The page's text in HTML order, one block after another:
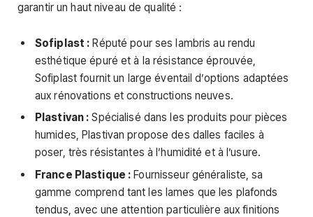
garantir un haut niveau de qualité :
Sofiplast : Réputé pour ses lambris au rendu
esthétique épuré et à la résistance éprouvée,
Sofiplast fournit un large éventail d’options adaptées
aux rénovations et constructions neuves.
Plastivan : Spécialisé dans les produits pour pièces
humides, Plastivan propose des dalles faciles à
poser, très résistantes à l’humidité et à l’usure.
France Plastique : Fournisseur généraliste, sa
gamme comprend tant les lames que les plafonds
tendus, avec une attention particulière aux finitions